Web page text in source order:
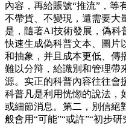
內容，再給賬號“推流”，等
不帶貨、不變現，還需要大
是，隨著AI技術發展，偽科
快速生成偽科普文本、圖片
和抽象，并且成本更低、傳
難以分辩，給識別和管理帶
源。实正的科普內容往往會
科普凡是利用恍惚的說法，
或細節消息。第二，別信絕
般會用“可能”“或許”“初步